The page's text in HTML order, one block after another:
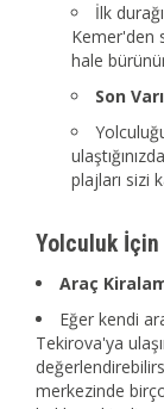
İlk
Kemer'den
hale
Son
plajları sizi
Yolculuk İçin
Araç
Eğer kendi
Tekirova'ya
merkezinde